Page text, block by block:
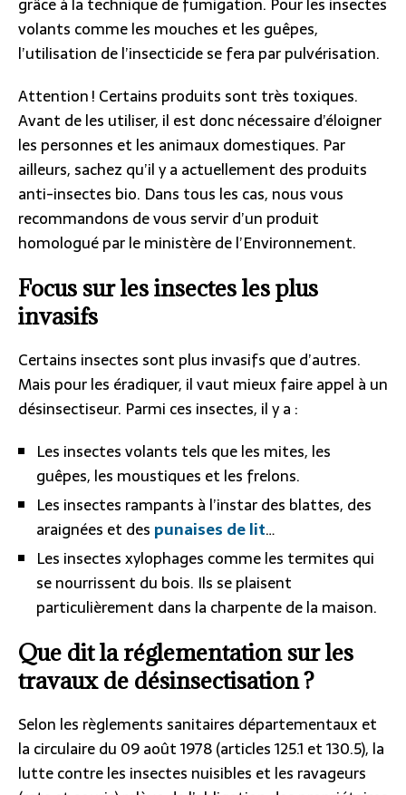
volants comme les mouches et les guêpes,
l’utilisation de l’insecticide se fera par pulvérisation.
Attention ! Certains produits sont très toxiques.
Avant de les utiliser, il est donc nécessaire d’éloigner
les personnes et les animaux domestiques. Par
ailleurs, sachez qu’il y a actuellement des produits
anti-insectes bio. Dans tous les cas, nous vous
recommandons de vous servir d’un produit
homologué par le ministère de l’Environnement.
Focus sur les insectes les plus
invasifs
Certains insectes sont plus invasifs que d’autres.
Mais pour les éradiquer, il vaut mieux faire appel à un
désinsectiseur. Parmi ces insectes, il y a :
Les insectes volants tels que les mites, les
guêpes, les moustiques et les frelons.
Les insectes rampants à l’instar des blattes, des
araignées et des punaises de lit…
Les insectes xylophages comme les termites qui
se nourrissent du bois. Ils se plaisent
particulièrement dans la charpente de la maison.
Que dit la réglementation sur les
travaux de désinsectisation ?
Selon les règlements sanitaires départementaux et
la circulaire du 09 août 1978 (articles 125.1 et 130.5), la
lutte contre les insectes nuisibles et les ravageurs